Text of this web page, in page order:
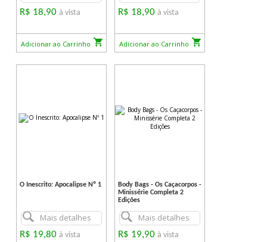
R$ 18,90à vista
Adicionar ao Carrinho
R$ 18,90à vista
Adicionar ao Carrinho
O Inescrito: Apocalipse Nº 1
Mais detalhes
R$ 19,80à vista
Body Bags - Os Caçacorpos -
Minissérie Completa 2
Edições
Mais detalhes
R$ 19,90à vista